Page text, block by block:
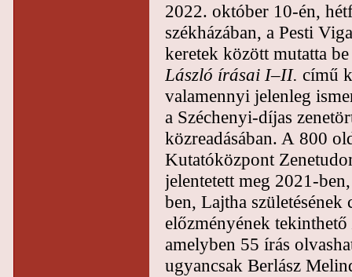
2022. október 10-én,
székházában, a Pesti
keretek között mutatta
László írásai I–II. című
valamennyi jelenleg
a Széchenyi-díjas
közreadásában. A 800
Kutatóközpont
jelentetett meg 2021-
ben, Lajtha születésének
előzményének tekinthető
amelyben 55 írás
ugyancsak Berlász